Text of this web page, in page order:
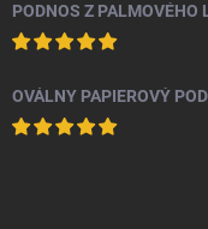
PODNOS Z PALMOVÉHO
OVÁLNY PAPIEROVÝ